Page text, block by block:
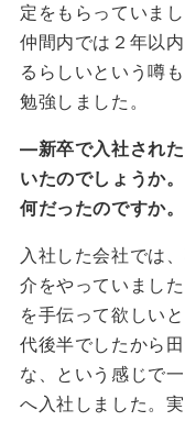
定をもらっていま
仲間内では２年以
るらしいという噂
勉強しました。
―新卒で入社され
いたのでしょうか
何だったのですか。
入社した会社では
介をやっていまし
を手伝って欲しい
代後半でしたから
な、という感じで
へ入社しました。